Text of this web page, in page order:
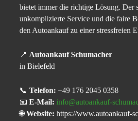
bietet immer die richtige Lösung. Der
unkomplizierte Service und die faire
den Autoankauf zu einer stressfreien
📍 Autoankauf Schumacher
in Bielefeld
📞 Telefon: +49 176 2045 0358
📧 E-Mail: info@autoankauf-
🌐Website: https://www.autoankauf-